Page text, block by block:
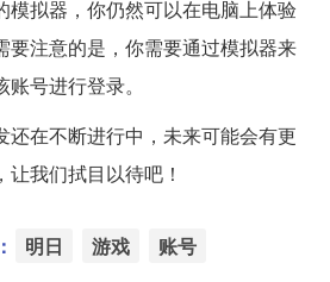
模拟器，你仍然可以在电脑上体验
要注意的是，你需要通过模拟器来
号进行登录。
还在不断进行中，未来可能会有更
我们拭目以待吧！
明日 游戏 账号